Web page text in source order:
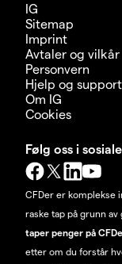
IG
Sitemap
Imprint
Avtaler og vilkår
Personvern
Hjelp og support
Om IG
Cookies
Følg oss i
CFDer er
raske tap på grunn av
taper penger på
etter om du forstår